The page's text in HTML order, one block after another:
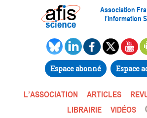
Association
l’Information
Espace abonné Espace
L’ASSOCIATION ARTICLES
LIBRAIRIE
VIDÉOS